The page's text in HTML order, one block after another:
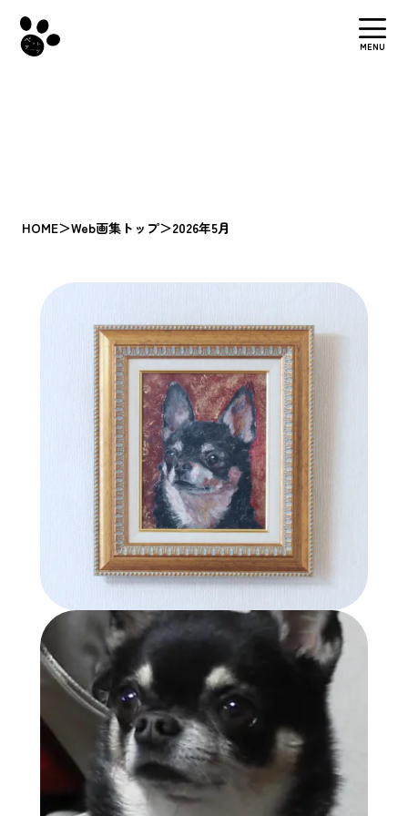
HOME＞Web画集トップ＞2026年5月
MENU